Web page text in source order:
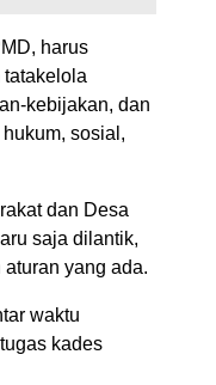
harus
kebijakan, dan
sosial,
dan Desa
saja dilantik,
yang ada.
waktu
kades